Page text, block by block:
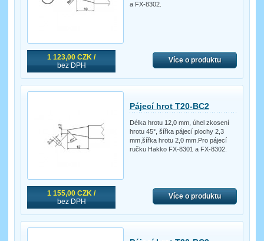
1 123,00 CZK /
bez DPH
a FX-8302.
Více o produktu
1 155,00 CZK /
bez DPH
Pájecí hrot T20-BC2
Délka hrotu 12,0 mm, úhel zkosení
hrotu 45°, šířka pájecí plochy 2,3
mm,šířka hrotu 2,0 mm.Pro pájecí
ručku Hakko FX-8301 a FX-8302.
Více o produktu